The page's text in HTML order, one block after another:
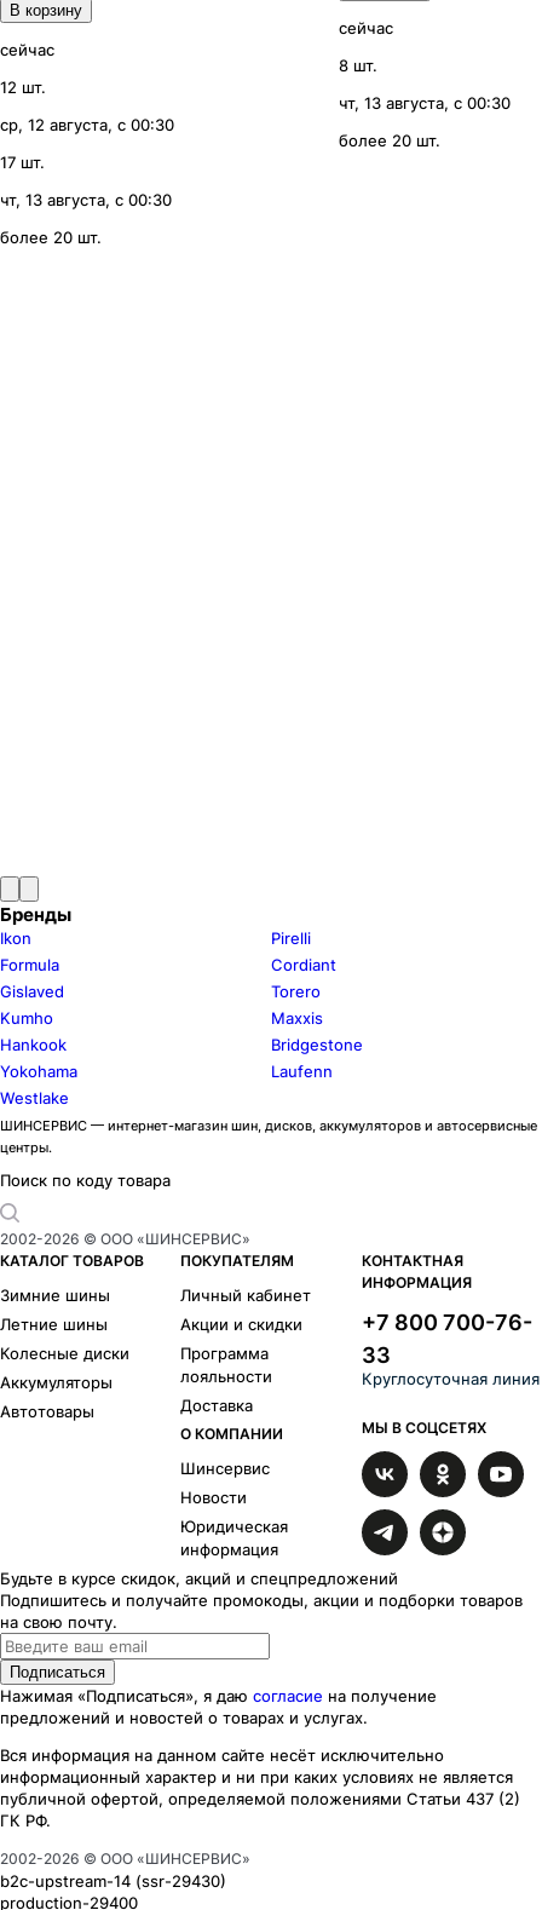
В корзину
сейчас
12 шт.
ср, 12 августа, с 00:30
17 шт.
чт, 13 августа, с 00:30
более 20 шт.
сейчас
8 шт.
чт, 13 августа, с 00:30
более 20 шт.
Бренды
Ikon
Pirelli
Formula
Cordiant
Gislaved
Torero
Kumho
Maxxis
Hankook
Bridgestone
Yokohama
Laufenn
Westlake
ШИНСЕРВИС — интернет-магазин шин, дисков, аккумуляторов и автосервисные
центры.
Поиск по коду товара
2002-2026 © ООО «ШИНСЕРВИС»
КАТАЛОГ ТОВАРОВ
Зимние шины
Летние шины
Колесные диски
Аккумуляторы
Автотовары
ПОКУПАТЕЛЯМ
Личный кабинет
Акции и скидки
Программа
лояльности
Доставка
О КОМПАНИИ
Шинсервис
Новости
Юридическая
информация
КОНТАКТНАЯ
ИНФОРМАЦИЯ
+7 800 700-76-
33
Круглосуточная линия
МЫ В СОЦСЕТЯХ
Будьте в курсе скидок, акций и спецпредложений
Подпишитесь и получайте промокоды, акции и подборки товаров
на свою почту.
Подписаться
Нажимая «Подписаться», я даю согласие на получение
предложений и новостей о товарах и услугах.
Вся информация на данном сайте несёт исключительно
информационный характер и ни при каких условиях не является
публичной офертой, определяемой положениями Статьи 437 (2)
ГК РФ.
2002-2026 © ООО «ШИНСЕРВИС»
b2c-upstream-14 (ssr-29430)
production-29400